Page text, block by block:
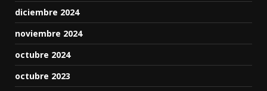
diciembre 2024
noviembre 2024
octubre 2024
octubre 2023